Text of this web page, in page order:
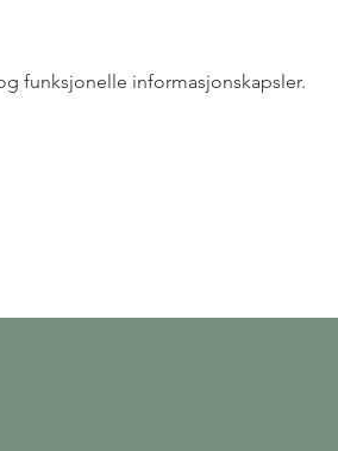
funksjonelle informasjonskapsler.